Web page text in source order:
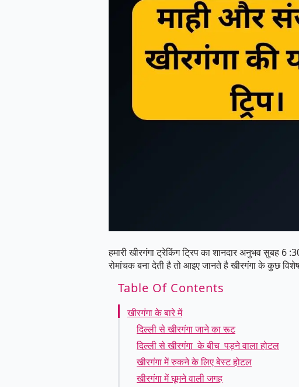
हमारी खीरगंगा ट्रेकिंग ट्रिप का शानदार अनुभव सुबह 6
रोमांचक बना देती है तो आइए जानते है खीरगंगा के कुछ
Table Of Contents
खीरगंगा के बारे में
दिल्ली से खीरगंगा जाने का रूट
दिल्ली से खीरगंगा के बीच पड़ने वाला होटल
खीरगंगा में रुकने के लिए बेस्ट होटल
खीरगंगा में घूमने वाली जगह